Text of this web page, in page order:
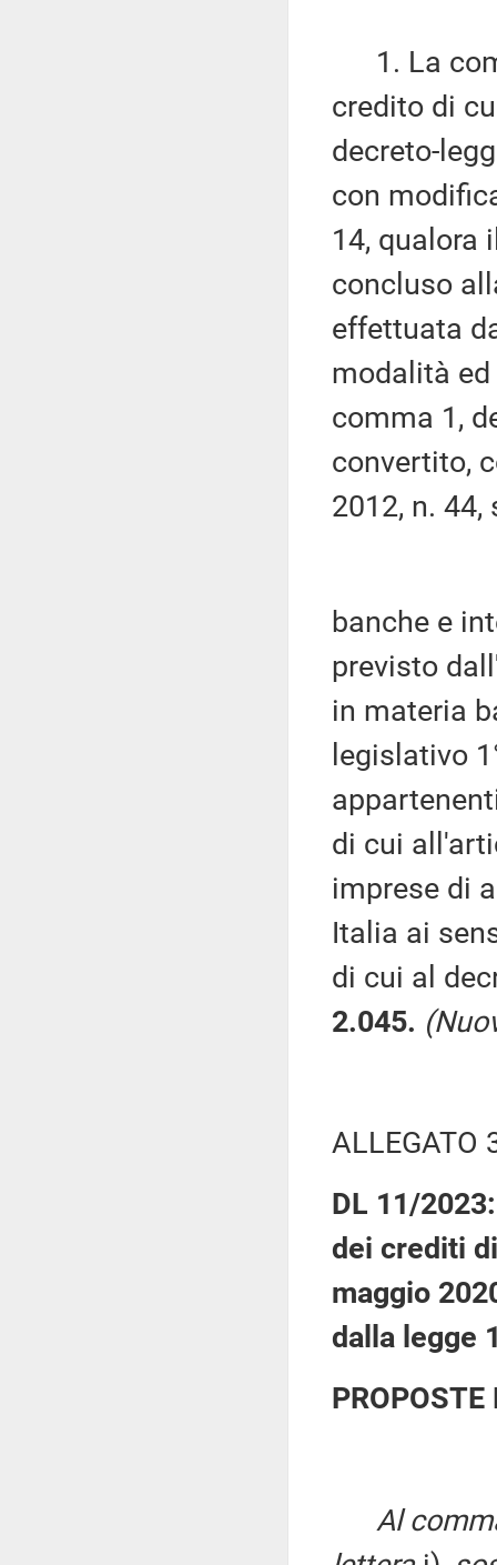
1. La
credito di
decreto-
con
14, qualora
concluso
effettuata
modalità
comma 1,
convertito,
2012, n.
banche e
previsto
in materia
legislativo
di cui
imprese di
Italia ai
di cui al
2.045.
ALLEGATO
DL 11/
dei crediti
maggio
dalla legge
Al